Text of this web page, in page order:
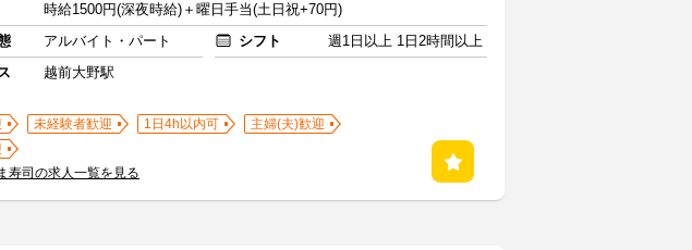
時給1500円(深夜時給)＋曜日手当(土日祝+70円)
アルバイト・パート シフト
週1日以上 1日2時間以上
越前大野駅
未経験者歓迎 1日4h以内可
主婦(夫)歓迎
寿司の求人一覧を見る